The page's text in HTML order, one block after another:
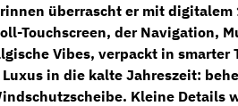
überrascht er mit digitalem
Touchscreen, der Navigation,
Vibes, verpackt in smarter
in die kalte Jahreszeit:
. Kleine Details